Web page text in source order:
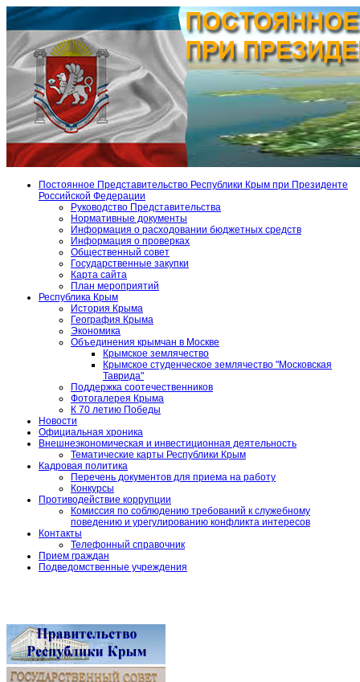
Постоянное Представительство Республики Крым при Президенте
Российской Федерации
Руководство Представительства
Нормативные документы
Информация о расходовании бюджетных средств
Информация о проверках
Общественный совет
Государственные закупки
Карта сайта
План мероприятий
Республика Крым
История Крыма
География Крыма
Экономика
Объединения крымчан в Москве
Крымское землячество
Крымское студенческое землячество "Московская
Таврида"
Поддержка соотечественников
Фотогалерея Крыма
К 70 летию Победы
Новости
Официальная хроника
Внешнеэкономическая и инвестиционная деятельность
Тематические карты Республики Крым
Кадровая политика
Перечень документов для приема на работу
Конкурсы
Противодействие коррупции
Комиссия по соблюдению требований к служебному
поведению и урегулированию конфликта интересов
Контакты
Телефонный справочник
Прием граждан
Подведомственные учреждения